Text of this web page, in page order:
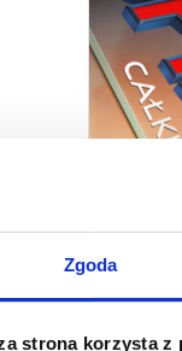
Zgoda
strona korzysta z